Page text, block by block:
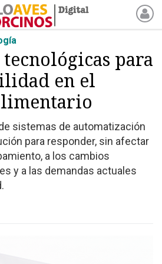
tecnológicas para
en el
sistemas de automatización
para responder, sin afectar
a los cambios
y a las demandas actuales